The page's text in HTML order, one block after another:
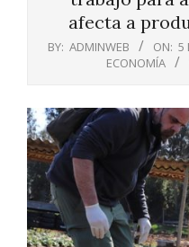
afecta a
BY: ADMINWEB ON: 5
ECONOMÍA